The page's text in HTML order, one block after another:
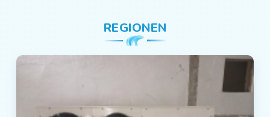
REGIONEN